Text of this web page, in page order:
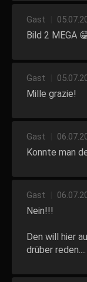
Gast
Bild 2 MEGA
Gast
Mille grazie!
Gast
Konnte man
Gast
Nein!!!
Den will hier
drüber reden....